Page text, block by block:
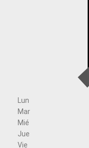
Lun
Mar
Mié
Jue
Vie